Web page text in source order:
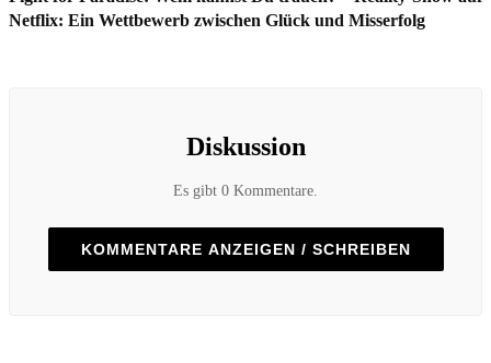
Netflix: Ein Wettbewerb zwischen Glück und Misserfolg
Diskussion
Es gibt 0 Kommentare.
KOMMENTARE ANZEIGEN / SCHREIBEN